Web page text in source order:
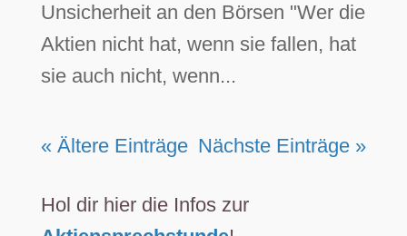
Unsicherheit an den Börsen "Wer die
Aktien nicht hat, wenn sie fallen, hat
sie auch nicht, wenn...
« Ältere Einträge Nächste Einträge »
Hol dir hier die Infos zur